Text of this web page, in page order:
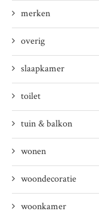
merken
overig
slaapkamer
toilet
tuin & balkon
wonen
woondecoratie
woonkamer